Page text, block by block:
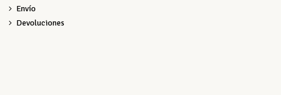
Envío
Devoluciones